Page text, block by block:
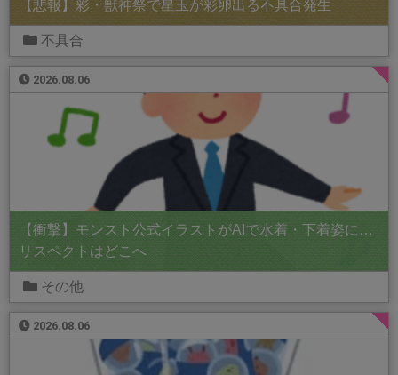
【悲報】彩・獣神祭で星玉が彩卵出る不具合発生
不具合
2026.08.06
【衝撃】モンスト公式イラストがAIで水着・下着姿に…
リスペクトはどこへ
その他
2026.08.06